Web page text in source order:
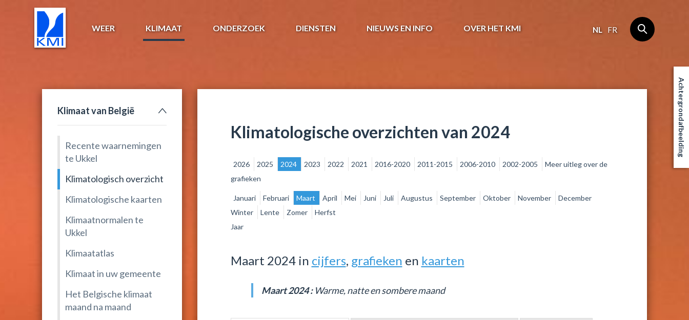
WEER KLIMAAT ONDERZOEK DIENSTEN NIEUWS EN INFO OVER HET KMI NL FR
Klimaat van België
Recente waarnemingen
te Ukkel
Klimatologisch overzicht
Klimatologische kaarten
Klimaatnormalen te
Ukkel
Klimaatatlas
Klimaat in uw gemeente
Het Belgische klimaat
maand na maand
Klimatologische overzichten van 2024
2026 2025 2024 2023 2022 2021 2016-2020 2011-2015 2006-2010 2002-2005
Meer uitleg over de
grafieken
Januari Februari Maart April Mei Juni Juli Augustus September Oktober November
December
Winter
Lente Zomer
Herfst
Jaar
Maart 2024 in cijfers, grafieken en kaarten
Maart 2024 : Warme, natte en sombere maand
Achtergrondafbeelding